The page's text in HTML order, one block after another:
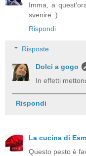
Imma, a
svenire :)
Rispondi
Risposte
Dolci a gogo
In effetti
Rispondi
La cucina di
Questo pesto è